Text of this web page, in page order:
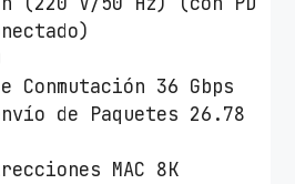
Conmutación 36 Gbps
de Paquetes 26.78
MAC 8K